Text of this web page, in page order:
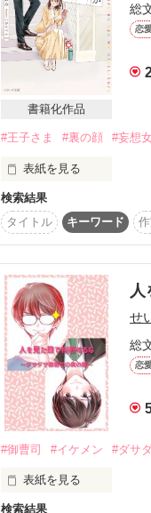
ひめか様
すーよ様
感想ノート、レビュー
とても嬉しいです✨そ
˙˳⋆𓈒𓏸˙˳⋆ ˙˳⋆ 𓈒𓏸˙˳⋆˙˳⋆𓈒𓏸˙˳⋆
いつも励みになります！
そして、ランキング入り
お読みくださった皆さま
本当にありがとうござい
※本作はフィクション
登場する人物・団体・
※表紙イラストはAIを
垣間見える『独占欲』
ドキドキしちゃう私は
彼をもっと意識してしま
27.4.9～27.8.6
書籍化作品
総
恋
#王子さま #裏の顔 #妄想
表紙を見る
「俺が王子で、お前がメ
妄想大好きオフィス女子
☆藤嶋楓☆
（ふじしまかえで）
今日も楽しく妄想小説
リアルは苦手、私には無
なるべく人とは関わらず
同僚たちをモデルにした
SNSにアップする日々だ
妄想世界は、安心安全で
検索結果
タイトル
キーワード
せ
総
恋
#御曹司 #イケメン #ダサ
表紙を見る
検索結果